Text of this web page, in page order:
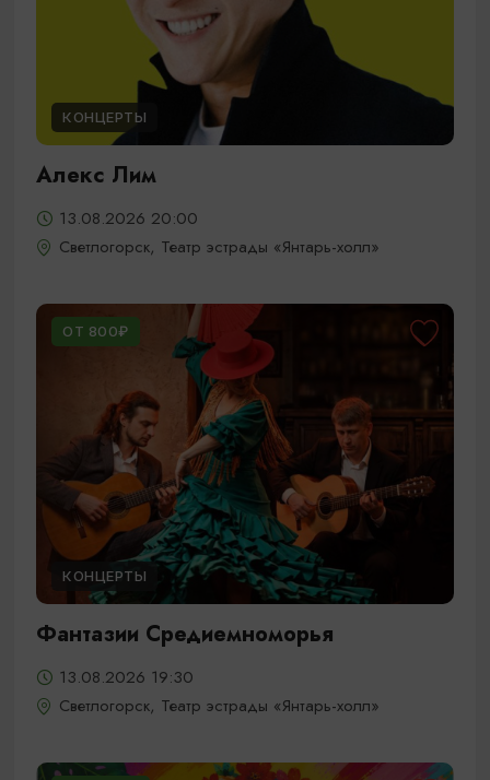
КОНЦЕРТЫ
Алекс Лим
13.08.2026 20:00
Светлогорск, Театр эстрады «Янтарь-холл»
ОТ 800₽
КОНЦЕРТЫ
Фантазии Средиемноморья
13.08.2026 19:30
Светлогорск, Театр эстрады «Янтарь-холл»